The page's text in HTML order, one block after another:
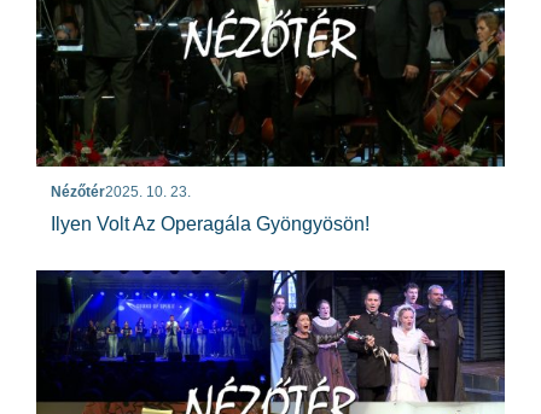
Nézőtér2025. 10. 23.
Ilyen Volt Az Operagála Gyöngyösön!